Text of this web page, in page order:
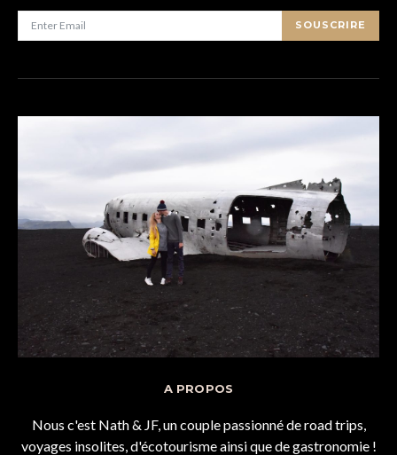
SOUSCRIRE
A PROPOS
Nous c'est Nath & JF, un couple passionné de road trips,
voyages insolites, d'écotourisme ainsi que de gastronomie !